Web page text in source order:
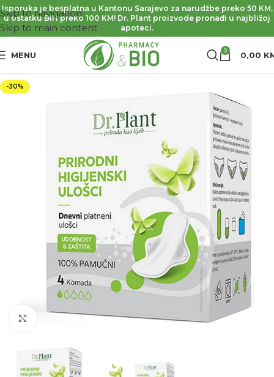
Skip to navigation
Skip to main content
Isporuka je besplatna u Kantonu Sarajevo za narudžbe preko 50 KM,
u ostatku BiH preko 100 KM! Dr. Plant proizvode pronađi u najbližoj
apoteci.
MENU 0 0,00
-30%
Kliknite za povećanje